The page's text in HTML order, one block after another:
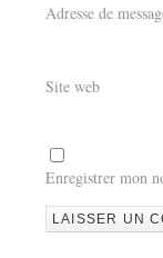
Adresse de
Site web
Enregistrer mon